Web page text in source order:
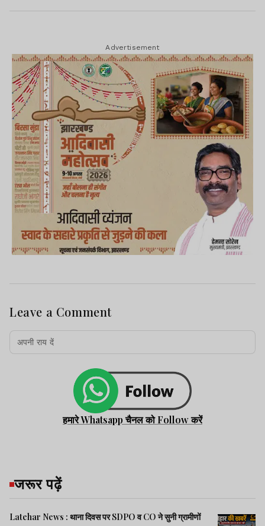
Advertisement
Leave a Comment
हमारे Whatsapp चैनल को Follow करें
जरूर पढ़ें
Latehar News : थाना दिवस पर SDPO व CO ने सुनी ग्रामीणों